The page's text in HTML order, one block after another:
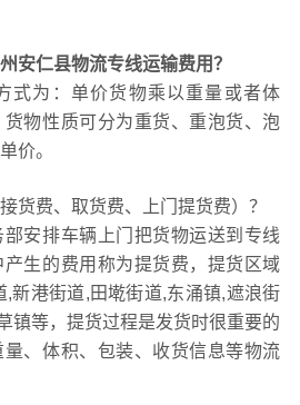
安仁县物流专线运输费用？
式为：单价货物乘以重量或者体
物性质可分为重货、重泡货、泡
价。
货费、取货费、上门提货费）？
安排车辆上门把货物运送到专线
生的费用称为提货费，提货区域
,新港街道,田墘街道,东涌镇,遮浪街
镇等，提货过程是发货时很重要的
、体积、包装、收货信息等物流